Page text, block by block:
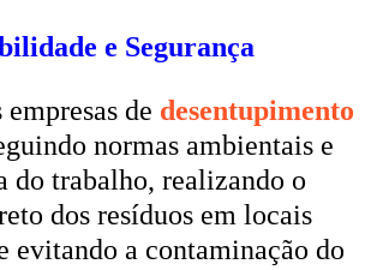
e Segurança
de desentupimento
normas ambientais e
do trabalho, realizando o
dos resíduos em locais
evitando a contaminação do